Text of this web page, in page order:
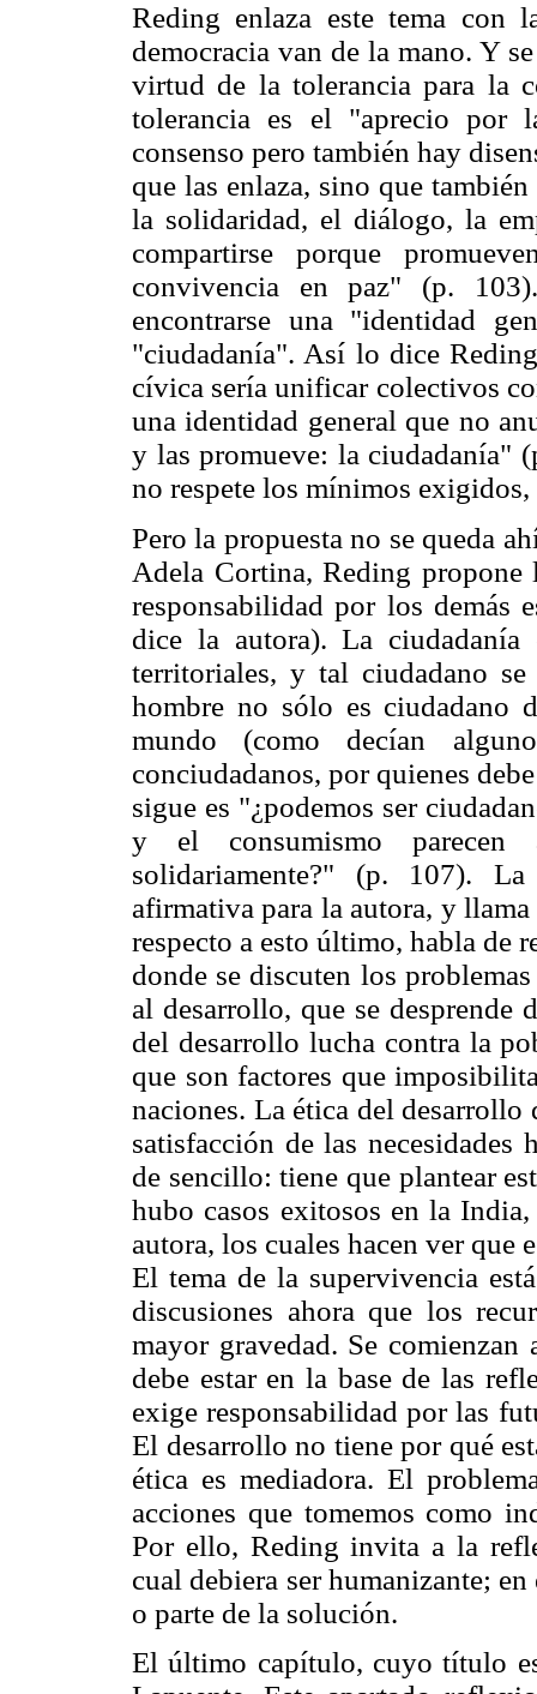
Reding enlaza este tema con
democracia van de la mano. Y
virtud de la tolerancia para la
tolerancia es el "aprecio por
consenso pero también hay
que las enlaza, sino que
la solidaridad, el diálogo, la
compartirse porque
convivencia en paz" (p.
encontrarse una "identidad
"ciudadanía". Así lo dice
cívica sería unificar colectivos
una identidad general que no
y las promueve: la ciudadanía"
no respete los mínimos exigidos,
Pero la propuesta no se queda
Adela Cortina, Reding
responsabilidad por los demás
dice la autora). La
territoriales, y tal ciudadano
hombre no sólo es ciudadano
mundo (como decían
conciudadanos, por quienes
sigue es "¿podemos ser
y el consumismo parecen
solidariamente?" (p. 107).
afirmativa para la autora, y
respecto a esto último, habla de
donde se discuten los
al desarrollo, que se desprende
del desarrollo lucha contra la
que son factores que
naciones. La ética del
satisfacción de las necesidades
de sencillo: tiene que plantear
hubo casos exitosos en la
autora, los cuales hacen ver
El tema de la supervivencia
discusiones ahora que los
mayor gravedad. Se
debe estar en la base de las
exige responsabilidad por las
El desarrollo no tiene por qué
ética es mediadora. El
acciones que tomemos como
Por ello, Reding invita a la
cual debiera ser humanizante;
o parte de la solución.
El último capítulo, cuyo título